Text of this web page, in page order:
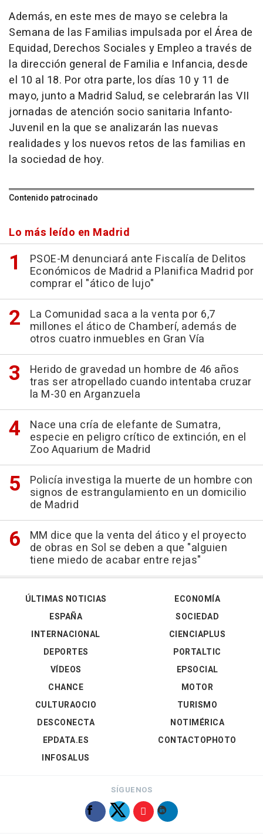
Además, en este mes de mayo se celebra la
Semana de las Familias impulsada por el Área de
Equidad, Derechos Sociales y Empleo a través de
la dirección general de Familia e Infancia, desde
el 10 al 18. Por otra parte, los días 10 y 11 de
mayo, junto a Madrid Salud, se celebrarán las VII
jornadas de atención socio sanitaria Infanto-
Juvenil en la que se analizarán las nuevas
realidades y los nuevos retos de las familias en
la sociedad de hoy.
Contenido patrocinado
Lo más leído en Madrid
PSOE-M denunciará ante Fiscalía de Delitos
Económicos de Madrid a Planifica Madrid por
comprar el "ático de lujo"
La Comunidad saca a la venta por 6,7
millones el ático de Chamberí, además de
otros cuatro inmuebles en Gran Vía
Herido de gravedad un hombre de 46 años
tras ser atropellado cuando intentaba cruzar
la M-30 en Arganzuela
Nace una cría de elefante de Sumatra,
especie en peligro crítico de extinción, en el
Zoo Aquarium de Madrid
Policía investiga la muerte de un hombre con
signos de estrangulamiento en un domicilio
de Madrid
MM dice que la venta del ático y el proyecto
de obras en Sol se deben a que "alguien
tiene miedo de acabar entre rejas"
ÚLTIMAS NOTICIAS
ESPAÑA
INTERNACIONAL
DEPORTES
VÍDEOS
ECONOMÍA
SOCIEDAD
CIENCIAPLUS
PORTALTIC
EPSOCIAL
CHANCE
CULTURAOCIO
DESCONECTA
EPDATA.ES
INFOSALUS
MOTOR
TURISMO
NOTIMÉRICA
CONTACTOPHOTO
SÍGUENOS